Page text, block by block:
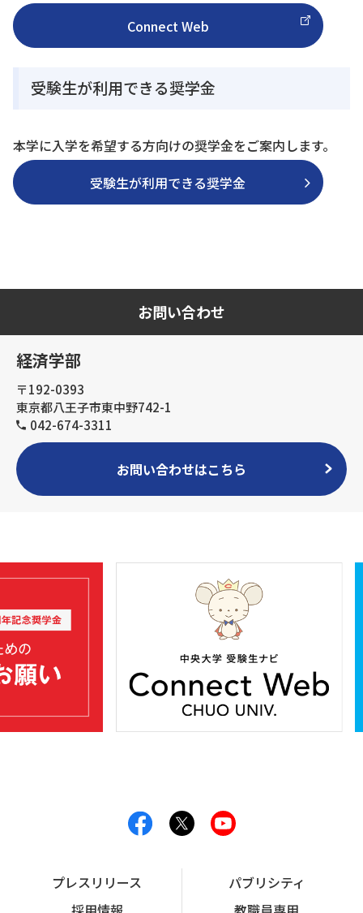
Connect Web
受験生が利用できる奨学金
本学に入学を希望する方向けの奨学金をご案内します。
受験生が利用できる奨学金
お問い合わせ
経済学部
〒192-0393
東京都八王子市東中野742-1
042-674-3311
お問い合わせはこちら
プレスリリース
パブリシティ